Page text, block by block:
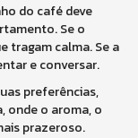
do café deve
Se o
tragam calma. Se a
e conversar.
preferências,
onde o aroma, o
prazeroso.